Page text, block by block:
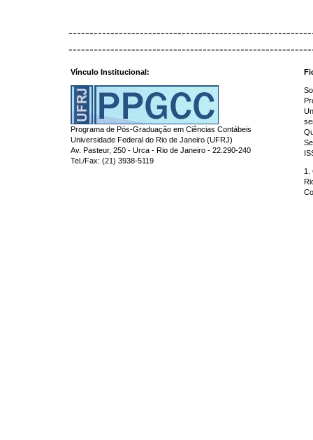
Vínculo Institucional:
Programa de Pós-Graduação em Ciências Contábeis
Universidade Federal do Rio de Janeiro (UFRJ)
Av. Pasteur, 250 - Urca - Rio de Janeiro - 22.290-240
Tel./Fax: (21) 3938-5119
1.